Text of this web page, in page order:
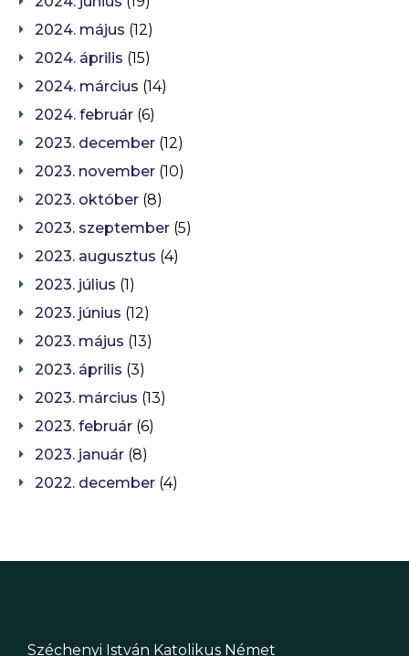
2024. május (12)
2024. április (15)
2024. március (14)
2024. február (6)
2023. december (12)
2023. november (10)
2023. október (8)
2023. szeptember (5)
2023. augusztus (4)
2023. július (1)
2023. június (12)
2023. május (13)
2023. április (3)
2023. március (13)
2023. február (6)
2023. január (8)
2022. december (4)
Széchenyi István Katolikus Német